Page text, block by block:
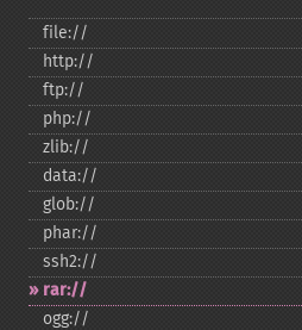
file://
http://
ftp://
php://
zlib://
data://
glob://
phar://
ssh2://
rar://
ogg://